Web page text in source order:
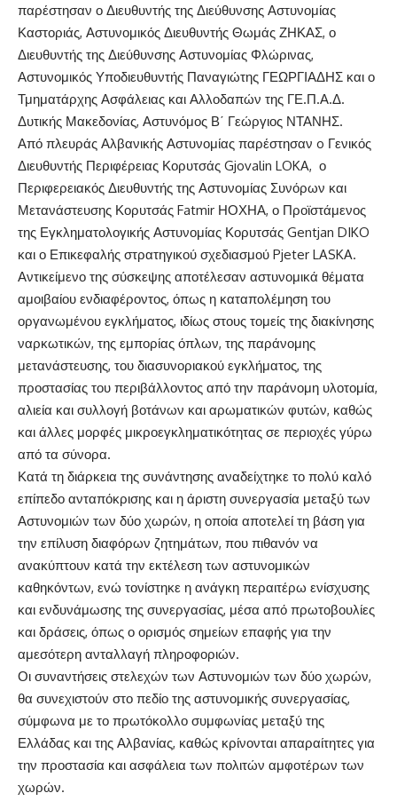
παρέστησαν ο Διευθυντής της Διεύθυνσης Αστυνομίας
Καστοριάς, Αστυνομικός Διευθυντής Θωμάς ΖΗΚΑΣ, ο
Διευθυντής της Διεύθυνσης Αστυνομίας Φλώρινας,
Αστυνομικός Υποδιευθυντής Παναγιώτης ΓΕΩΡΓΙΑΔΗΣ και ο
Τμηματάρχης Ασφάλειας και Αλλοδαπών της ΓΕ.Π.Α.Δ.
Δυτικής Μακεδονίας, Αστυνόμος Β΄ Γεώργιος ΝΤΑΝΗΣ.
Από πλευράς Αλβανικής Αστυνομίας παρέστησαν o Γενικός
Διευθυντής Περιφέρειας Κορυτσάς Gjovalin LOKA, ο
Περιφερειακός Διευθυντής της Αστυνομίας Συνόρων και
Μετανάστευσης Κορυτσάς Fatmir ΗΟΧΗΑ, ο Προϊστάμενος
της Εγκληματολογικής Αστυνομίας Κορυτσάς Gentjan DIKO
και ο Επικεφαλής στρατηγικού σχεδιασμού Pjeter LASKA.
Αντικείμενο της σύσκεψης αποτέλεσαν αστυνομικά θέματα
αμοιβαίου ενδιαφέροντος, όπως η καταπολέμηση του
οργανωμένου εγκλήματος, ιδίως στους τομείς της διακίνησης
ναρκωτικών, της εμπορίας όπλων, της παράνομης
μετανάστευσης, του διασυνοριακού εγκλήματος, της
προστασίας του περιβάλλοντος από την παράνομη υλοτομία,
αλιεία και συλλογή βοτάνων και αρωματικών φυτών, καθώς
και άλλες μορφές μικροεγκληματικότητας σε περιοχές γύρω
από τα σύνορα.
Κατά τη διάρκεια της συνάντησης αναδείχτηκε το πολύ καλό
επίπεδο ανταπόκρισης και η άριστη συνεργασία μεταξύ των
Αστυνομιών των δύο χωρών, η οποία αποτελεί τη βάση για
την επίλυση διαφόρων ζητημάτων, που πιθανόν να
ανακύπτουν κατά την εκτέλεση των αστυνομικών
καθηκόντων, ενώ τονίστηκε η ανάγκη περαιτέρω ενίσχυσης
και ενδυνάμωσης της συνεργασίας, μέσα από πρωτοβουλίες
και δράσεις, όπως ο ορισμός σημείων επαφής για την
αμεσότερη ανταλλαγή πληροφοριών.
Οι συναντήσεις στελεχών των Αστυνομιών των δύο χωρών,
θα συνεχιστούν στο πεδίο της αστυνομικής συνεργασίας,
σύμφωνα με το πρωτόκολλο συμφωνίας μεταξύ της
Ελλάδας και της Αλβανίας, καθώς κρίνονται απαραίτητες για
την προστασία και ασφάλεια των πολιτών αμφοτέρων των
χωρών.